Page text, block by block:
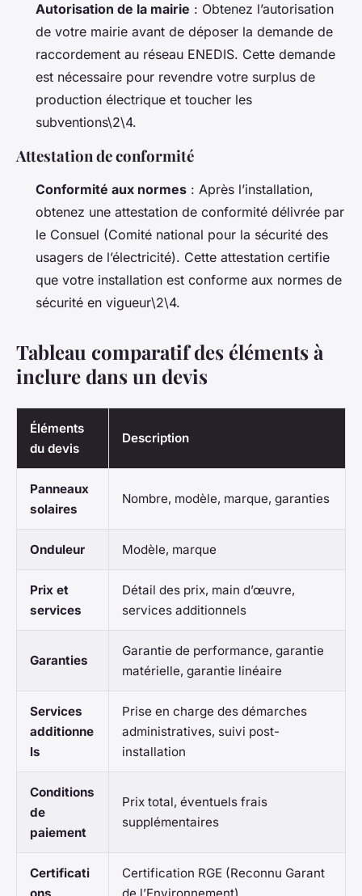
Autorisation de la mairie : Obtenez l’autorisation
de votre mairie avant de déposer la demande de
raccordement au réseau ENEDIS. Cette demande
est nécessaire pour revendre votre surplus de
production électrique et toucher les
subventions\2\4.
Attestation de conformité
Conformité aux normes : Après l’installation,
obtenez une attestation de conformité délivrée par
le Consuel (Comité national pour la sécurité des
usagers de l’électricité). Cette attestation certifie
que votre installation est conforme aux normes de
sécurité en vigueur\2\4.
Tableau comparatif des éléments à
inclure dans un devis
Éléments
du devis
Description
Panneaux
solaires
Nombre, modèle, marque, garanties
Onduleur Modèle, marque
Prix et
services
Détail des prix, main d’œuvre,
services additionnels
Garanties
Garantie de performance, garantie
matérielle, garantie linéaire
Services
additionne
ls
Prise en charge des démarches
administratives, suivi post-
installation
Conditions
de
paiement
Prix total, éventuels frais
supplémentaires
Certificati
Certification RGE (Reconnu Garant